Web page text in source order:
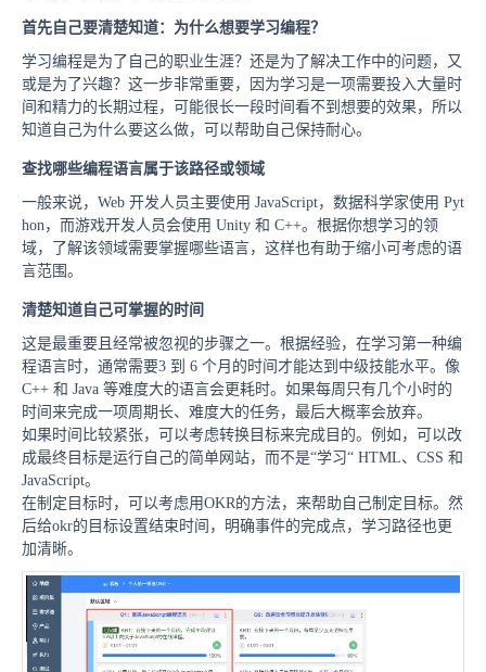
首先自己要清楚知道：为什么想要学习编程？
学习编程是为了自己的职业生涯？还是为了解决工作中的问题，又
或是为了兴趣？这一步非常重要，因为学习是一项需要投入大量时
间和精力的长期过程，可能很长一段时间看不到想要的效果，所以
知道自己为什么要这么做，可以帮助自己保持耐心。
查找哪些编程语言属于该路径或领域
一般来说，Web 开发人员主要使用 JavaScript，数据科学家使用 Pyt
hon，而游戏开发人员会使用 Unity 和 C++。根据你想学习的领
域，了解该领域需要掌握哪些语言，这样也有助于缩小可考虑的语
言范围。
清楚知道自己可掌握的时间
这是最重要且经常被忽视的步骤之一。 根据经验，在学习第一种编
程语言时，通常需要3 到 6 个月的时间才能达到中级技能水平。像
C++ 和 Java 等难度大的语言会更耗时。 如果每周只有几个小时的
时间来完成一项周期长、难度大的任务，最后大概率会放弃。
如果时间比较紧张，可以考虑转换目标来完成目的。例如，可以改
成最终目标是运行自己的简单网站，而不是“学习“ HTML、CSS 和
JavaScript。
在制定目标时，可以考虑用OKR的方法，来帮助自己制定目标。然
后给okr的目标设置结束时间，明确事件的完成点，学习路径也更
加清晰。